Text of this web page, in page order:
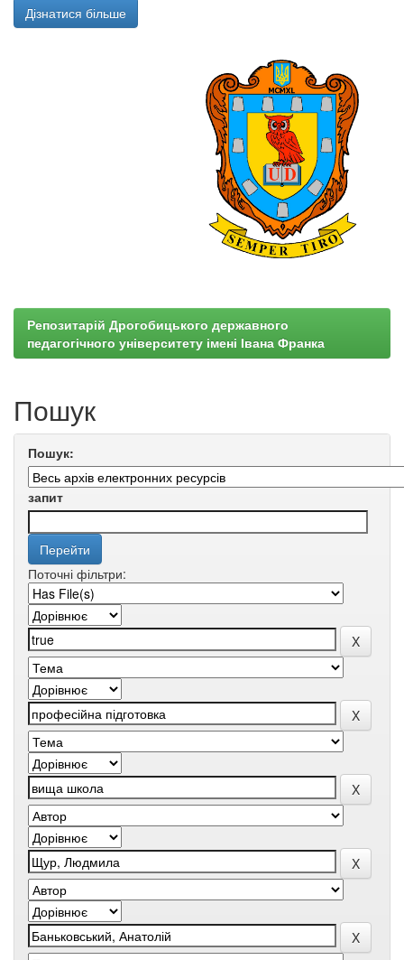
Дізнатися більше
Репозитарій Дрогобицького державного
педагогічного університету імені Івана Франка
Пошук
Пошук:
запит
Поточні фільтри: